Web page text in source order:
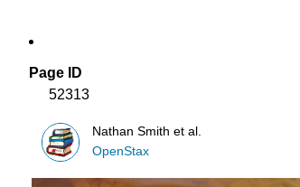
Page ID
52313
Nathan Smith et al.
OpenStax